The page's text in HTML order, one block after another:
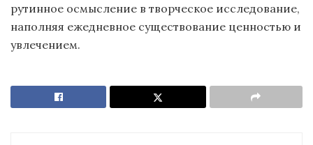
рутинное осмысление в творческое исследование,
наполняя ежедневное существование ценностью и
увлечением.